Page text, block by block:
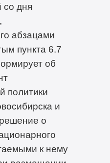
со дня
абзацами
пункта 6.7
об
политики
и
о
к нему